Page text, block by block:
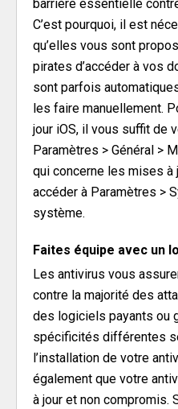
barrière essentielle
C’est pourquoi, il est
qu’elles vous sont
pirates d’accéder à vos
sont parfois
les faire manuellement.
jour iOS, il vous suffit de
Paramètres > Général >
qui concerne les mises à
accéder à Paramètres >
système.
Faites équipe avec un
Les antivirus vous
contre la majorité des
des logiciels payants ou
spécificités différentes
l’installation de votre
également que votre
à jour et non compromis.